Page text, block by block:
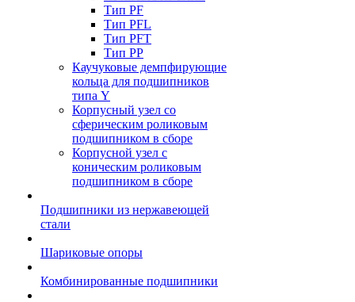
Тип PF
Тип PFL
Тип PFT
Тип PP
Каучуковые демпфирующие
кольца для подшипников
типа Y
Корпусный узел со
сферическим роликовым
подшипником в сборе
Корпусной узел с
коническим роликовым
подшипником в сборе
Подшипники из нержавеющей
стали
Шариковые опоры
Комбинированные подшипники